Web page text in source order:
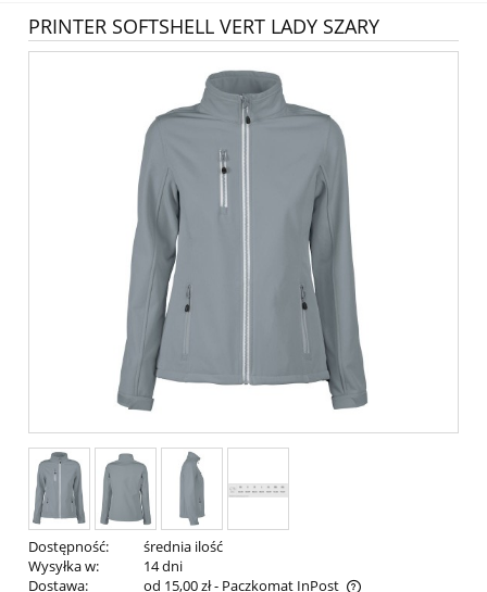
PRINTER SOFTSHELL VERT LADY SZARY
Dostępność:
średnia ilość
Wysyłka w:
14 dni
Dostawa:
od 15,00 zł- Paczkomat InPost